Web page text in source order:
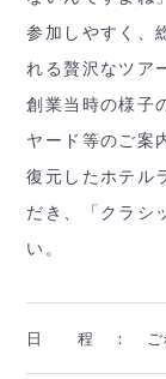
参加しやすく、
れる贅沢なツア
創業当時の様子
ヤード等のご案
復元したホテル
だき、「クラシ
い。
日 程 ：